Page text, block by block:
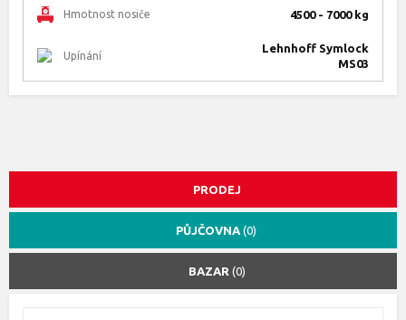
Hmotnost nosiče 4500 - 7000 kg
Upínání
Lehnhoff Symlock
MS03
PRODEJ
PŮJČOVNA (0)
BAZAR (0)